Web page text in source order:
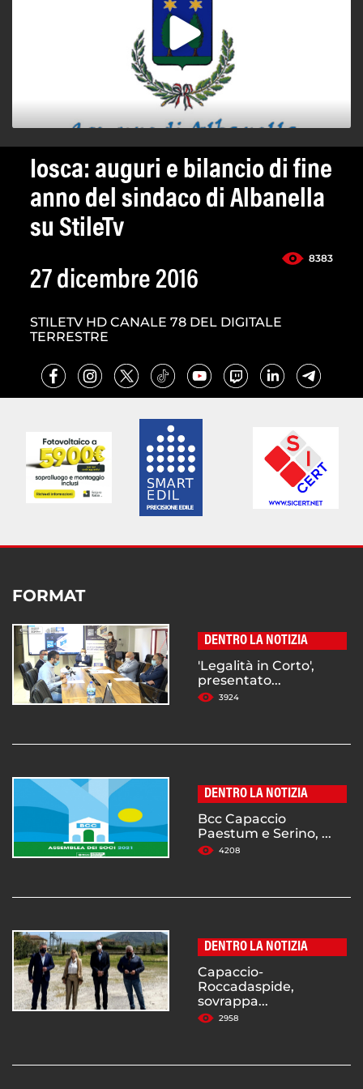
Iosca: auguri e bilancio di fine
anno del sindaco di Albanella
su StileTv
8383
27 dicembre 2016
STILETV HD CANALE 78 DEL DIGITALE
TERRESTRE
FORMAT
DENTRO LA NOTIZIA
'Legalità in Corto',
presentato...
3924
DENTRO LA NOTIZIA
Bcc Capaccio
Paestum e Serino, ...
4208
DENTRO LA NOTIZIA
Capaccio-
Roccadaspide,
sovrappa...
2958